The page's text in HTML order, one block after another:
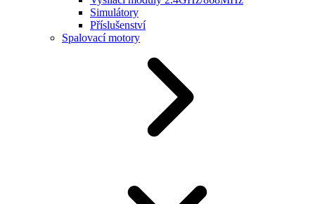
Simulátory
Příslušenství
Spalovací motory